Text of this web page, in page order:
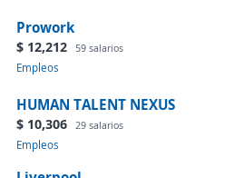
Prowork
$ 12,212 59 salarios
Empleos
HUMAN TALENT NEXUS
$ 10,306 29 salarios
Empleos